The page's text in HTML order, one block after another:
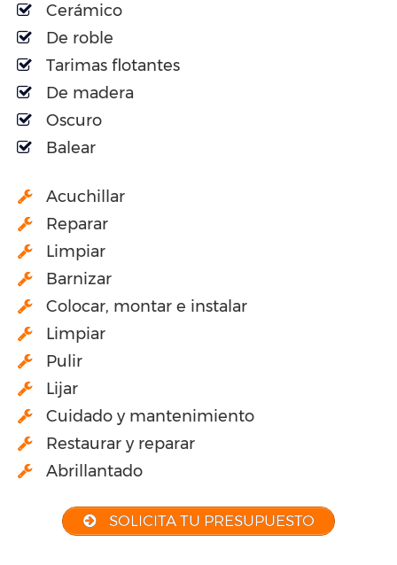
Cerámico
De roble
Tarimas flotantes
De madera
Oscuro
Balear
Acuchillar
Reparar
Limpiar
Barnizar
Colocar, montar e instalar
Limpiar
Pulir
Lijar
Cuidado y mantenimiento
Restaurar y reparar
Abrillantado
SOLICITA TU PRESUPUESTO